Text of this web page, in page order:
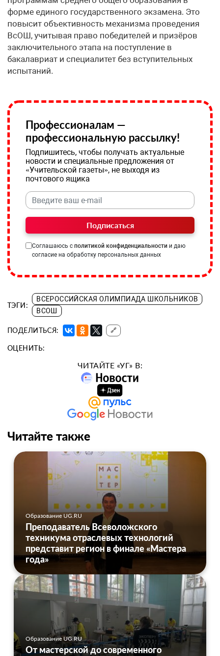
форме единого государственного экзамена. Это
повысит объективность механизма проведения
ВсОШ, учитывая право победителей и призёров
заключительного этапа на поступление в
бакалавриат и специалитет без вступительных
испытаний.
Профессионалам —
профессиональную рассылку!
Подпишитесь, чтобы получать актуальные
новости и специальные предложения от
«Учительской газеты», не выходя из
почтового ящика
Подписаться
Соглашаюсь с политикой конфиденциальности и даю
согласие на обработку персональных данных
ТЭГИ:
ВСЕРОССИЙСКАЯ ОЛИМПИАДА ШКОЛЬНИКОВ
ВСОШ
ПОДЕЛИТЬСЯ: 🔗
ОЦЕНИТЬ:
ЧИТАЙТЕ «УГ» В:
Читайте также
Образование UG.RU
Преподаватель Всеволожского
техникума отраслевых технологий
представит регион в финале «Мастера
года»
Образование UG.RU
От мастерской до современного